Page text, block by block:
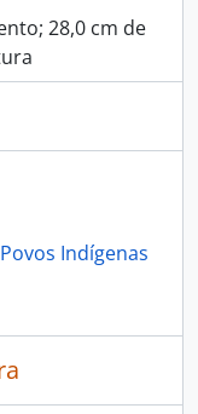
28,0 cm de
Indígenas